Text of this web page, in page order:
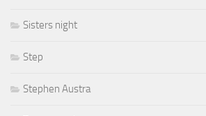
Sisters night
Step
Stephen Austra